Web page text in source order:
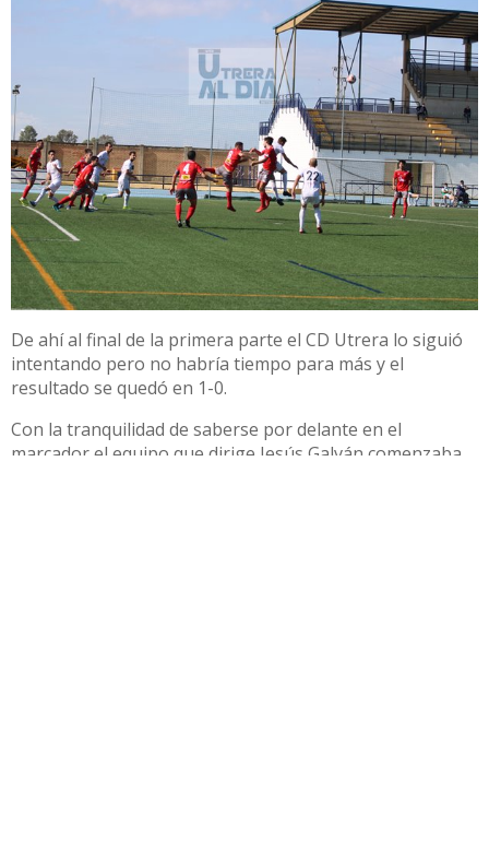
De ahí al final de la primera parte el CD Utrera lo siguió
intentando pero no habría tiempo para más y el
resultado se quedó en 1-0.
Con la tranquilidad de saberse por delante en el
marcador el equipo que dirige Jesús Galván comenzaba